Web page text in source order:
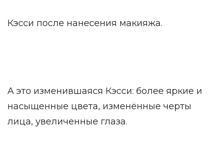
Кэсси после нанесения макияжа.
А это изменившаяся Кэсси: более яркие и
насыщенные цвета, изменённые черты
лица, увеличенные глаза.